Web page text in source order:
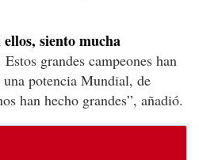
siento mucha
Estos grandes campeones han
potencia Mundial, de
han hecho grandes”, añadió.